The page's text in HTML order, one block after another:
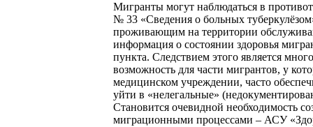
Мигранты могут наблюдаться в
№ 33 «Сведения о больных
проживающим на территории
информация о состоянии здоровья
пункта. Следствием этого является
возможность для части мигрантов, у
медицинском учреждении, часто
уйти в «нелегальные»
Становится очевидной необходимость
миграционными процессами – АСУ